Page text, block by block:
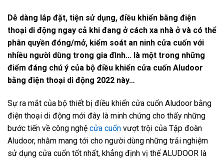
Dễ dàng lắp đặt, tiện sử dụng, điều khiển bằng điện
thoại di động ngay cả khi đang ở cách xa nhà ở và có thể
phân quyền đóng/mở, kiểm soát an ninh cửa cuốn với
nhiều người dùng trong gia đình… là một trong những
điểm đáng chú ý của bộ điều khiển cửa cuốn Aludoor
bằng điện thoại di động 2022 này…
Sự ra mắt của bộ thiết bị điều khiển cửa cuốn Aludoor bằng
điện thoại di động mới đây là minh chứng cho thấy những
bước tiến về công nghệ cửa cuốn vượt trội của Tập đoàn
Aludoor, nhằm mang tới cho người dùng những trải nghiệm
sử dụng cửa cuốn tốt nhất, khẳng định vị thế ALUDOOR là